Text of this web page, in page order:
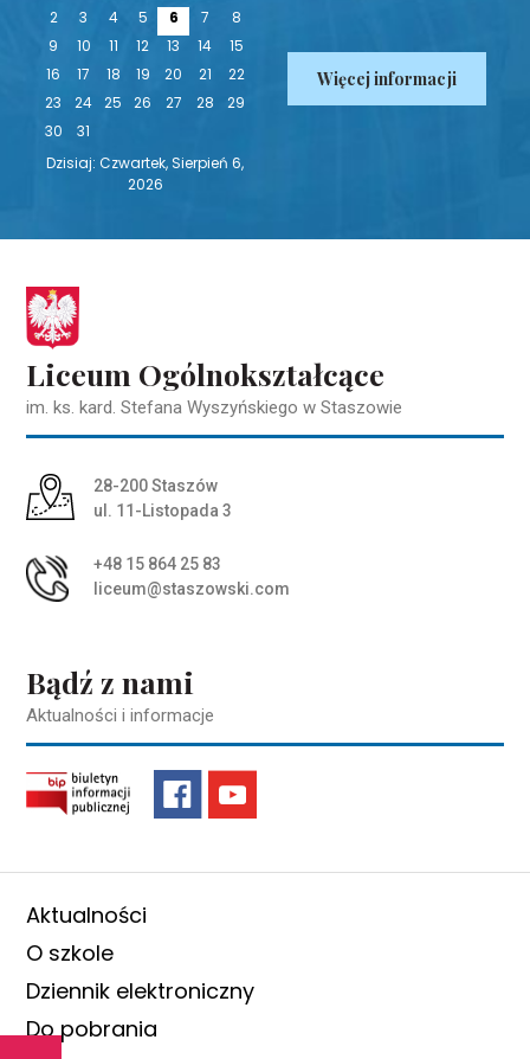
2
3 4 5 6 7
8
9
10 11 12 13 14
15
16
17 18 19 20 21
22
23
24 25 26 27 28
29
30
31
Dzisiaj: Czwartek, Sierpień 6,
2026
Więcej informacji
Liceum Ogólnokształcące
im. ks. kard. Stefana Wyszyńskiego w Staszowie
Adres pocztowy:
28-200 Staszów
ul. 11-Listopada 3
+48 15 864 25 83
liceum@staszowski.com
Bądź z nami
Aktualności i informacje
Aktualności
O szkole
Dziennik elektroniczny
Do pobrania